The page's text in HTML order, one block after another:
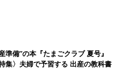
っと待てます!」ってなった。
準備”の本『たまごクラブ 夏号』
集〉夫婦で予習する 出産の教科書